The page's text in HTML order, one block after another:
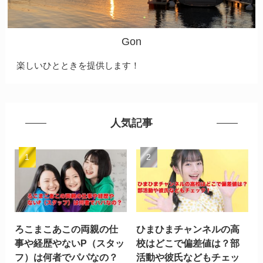
Gon
楽しいひとときを提供します！
人気記事
ろこまこあこの両親の仕
事や経歴やないP（スタッ
フ）は何者でパパなの？
ひまひまチャンネルの高
校はどこで偏差値は？部
活動や彼氏などもチェッ